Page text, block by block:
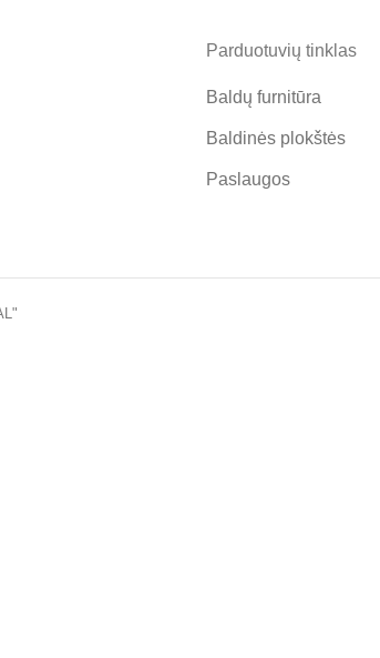
Parduotuvių tinklas
Baldų furnitūra
Baldinės plokštės
Paslaugos